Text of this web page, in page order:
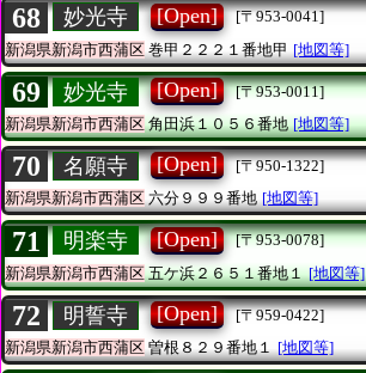
68 妙光寺 [Open]
[〒953-0041]
新潟県新潟市西蒲区 巻甲２２２１番地甲 [地図等]
69 妙光寺 [Open]
[〒953-0011]
新潟県新潟市西蒲区角田浜１０５６番地 [地図等]
70 名願寺 [Open]
[〒950-1322]
新潟県新潟市西蒲区六分９９９番地 [地図等]
71 明楽寺 [Open]
[〒953-0078]
新潟県新潟市西蒲区五ケ浜２６５１番地１ [地図等]
72 明誓寺 [Open]
[〒959-0422]
新潟県新潟市西蒲区曽根８２９番地１ [地図等]